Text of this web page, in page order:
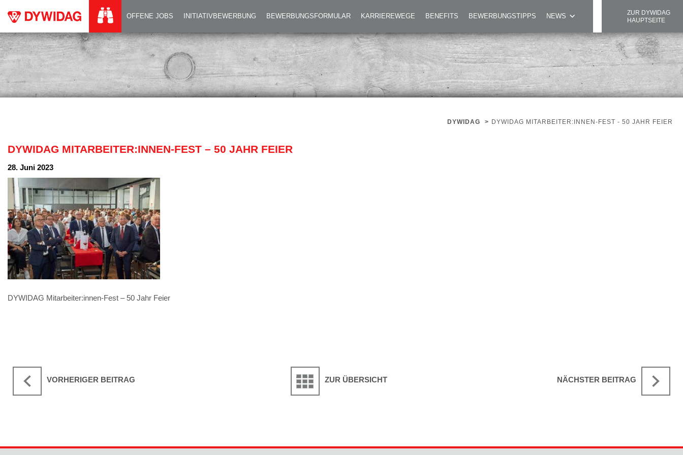
OFFENE JOBS INITIATIVBEWERBUNG BEWERBUNGSFORMULAR KARRIEREWEGE BENEFITS BEWERBUNGSTIPPS NEWS
DYWIDAG MITARBEITER:INNEN-FEST – 50 JAHR FEIER
ZUR DYWIDAG
HAUPTSEITE
DYWIDAG > DYWIDAG MITARBEITER:INNEN-FEST - 50 JAHR FEIER
DYWIDAG MITARBEITER:INNEN-FEST – 50 JAHR FEIER
28. Juni 2023
DYWIDAG Mitarbeiter:innen-Fest – 50 Jahr Feier
VORHERIGER BEITRAG ZUR ÜBERSICHT NÄCHSTER BEITRAG